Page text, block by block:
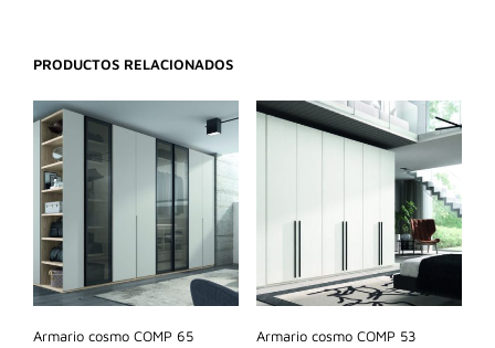
PRODUCTOS RELACIONADOS
Armario cosmo COMP 65
Armario cosmo COMP 53